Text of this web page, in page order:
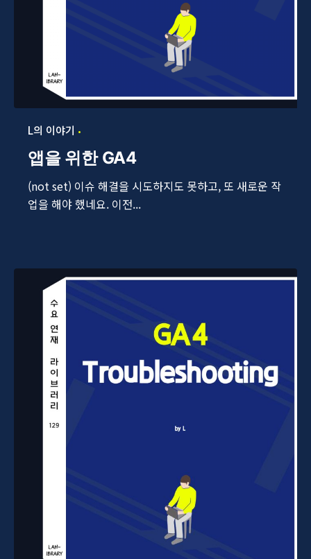
L의 이야기
앱을 위한 GA4
(not set) 이슈 해결을 시도하지도 못하고, 또 새로운 작
업을 해야 했네요. 이전...